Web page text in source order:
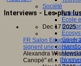
Société
Ecole
Interviews - Les plus
Dec 17 2025
FR Salon Educatech
signent une
Alexandra
Canopé" et… En